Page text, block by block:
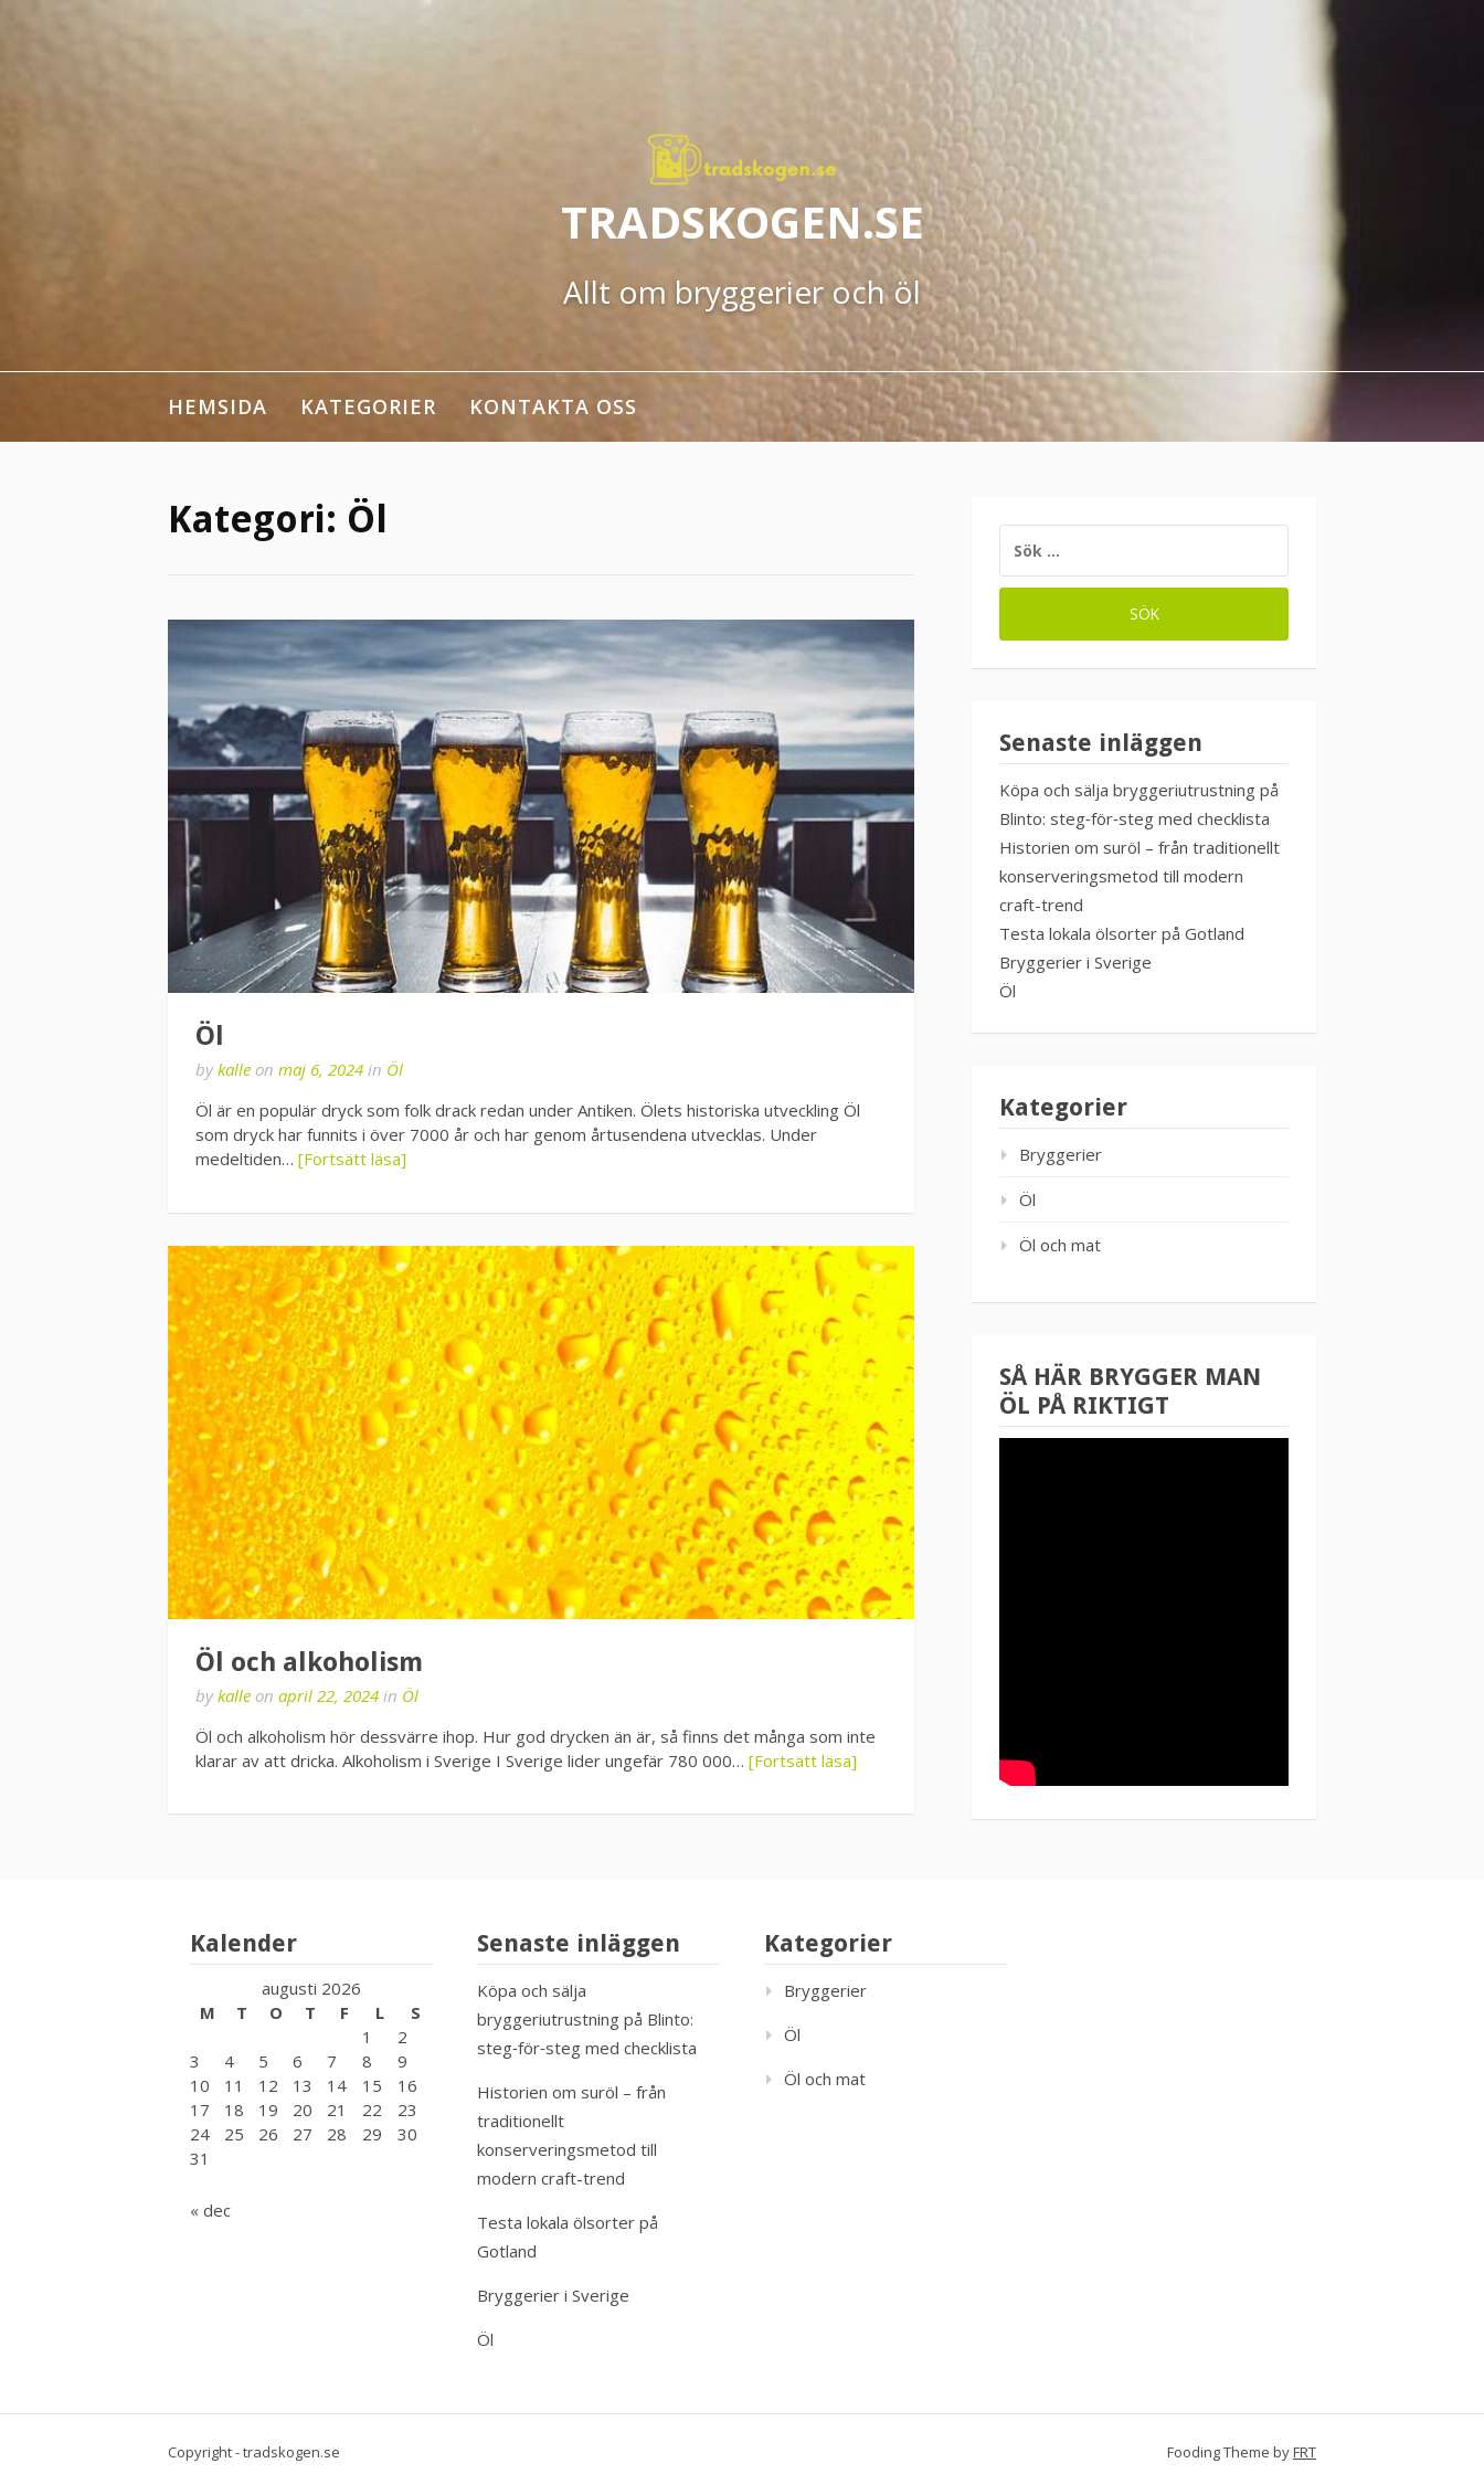
TRADSKOGEN.SE
Allt om bryggerier och öl
HEMSIDA KATEGORIER KONTAKTA OSS
Kategori: Öl
Öl
bykalle on maj 6, 2024 in Öl
Öl är en populär dryck som folk drack redan under Antiken. Ölets historiska utveckling Öl
som dryck har funnits i över 7000 år och har genom årtusendena utvecklas. Under
medeltiden… [Fortsätt läsa]
Öl och alkoholism
bykalle on april 22, 2024 in Öl
Öl och alkoholism hör dessvärre ihop. Hur god drycken än är, så finns det många som inte
klarar av att dricka. Alkoholism i Sverige I Sverige lider ungefär 780 000… [Fortsätt läsa]
EFTER:
Senaste inläggen
Köpa och sälja bryggeriutrustning på
Blinto: steg‑för‑steg med checklista
Historien om suröl – från traditionellt
konserveringsmetod till modern
craft-trend
Testa lokala ölsorter på Gotland
Bryggerier i Sverige
Öl
Kategorier
Bryggerier
Öl
Öl och mat
SÅ HÄR BRYGGER MAN
ÖL PÅ RIKTIGT
Kalender
augusti 2026
M
T O T F L
S
1
2
3
4 5 6 7 8
9
10
11 12 13 14 15
16
17
18 19 20 21 22
23
24
25 26 27 28 29
30
31
« dec
Senaste inläggen
Köpa och sälja
bryggeriutrustning på Blinto:
steg‑för‑steg med checklista
Historien om suröl – från
traditionellt
konserveringsmetod till
modern craft-trend
Testa lokala ölsorter på
Gotland
Bryggerier i Sverige
Öl
Kategorier
Bryggerier
Öl
Öl och mat
Fooding Theme byFRT